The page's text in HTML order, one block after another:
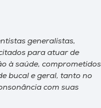
generalistas,
para atuar de
à saúde, comprometidos
bucal e geral, tanto no
com suas